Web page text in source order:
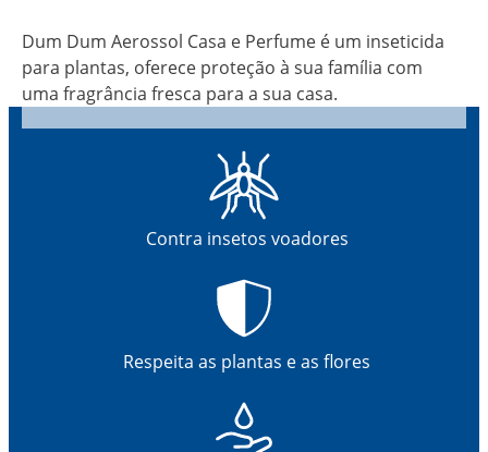
Dum Dum Aerossol Casa e Perfume é um inseticida
para plantas, oferece proteção à sua família com
uma fragrância fresca para a sua casa.
Contra insetos voadores
Respeita as plantas e as flores